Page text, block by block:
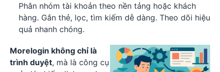
Phân nhóm tài khoản theo nền tảng hoặc khách
hàng. Gắn thẻ, lọc, tìm kiếm dễ dàng. Theo dõi hiệu
quả nhanh chóng.
Morelogin không chỉ là
trình duyệt, mà là công cụ